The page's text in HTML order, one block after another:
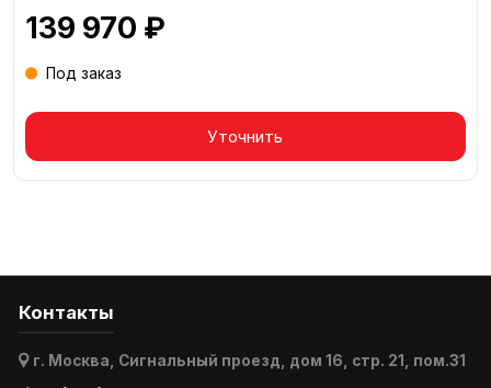
139 970 ₽
Под заказ
Уточнить
Контакты
г. Москва, Сигнальный проезд, дом 16, стр. 21, пом.31